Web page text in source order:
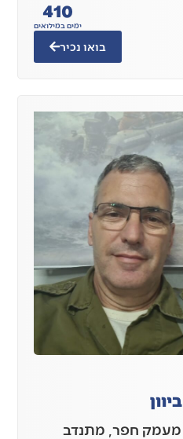
ימים במילואים
410
בואו נכיר
אני, אופיר הררי, בן 51 מעמק חפר, מתנדב